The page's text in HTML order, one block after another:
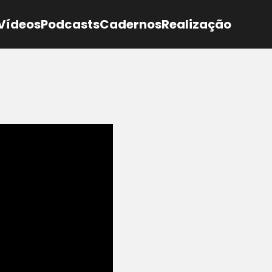
PodcastsCadernosRealização